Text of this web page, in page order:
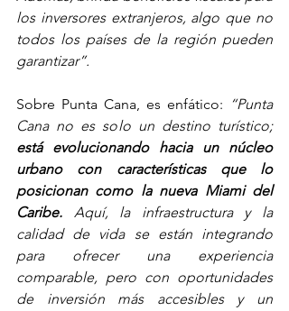
los inversores extranjeros, algo que no
todos los países de la región pueden
garantizar”.
Sobre Punta Cana, es enfático: “Punta
Cana no es solo un destino turístico;
está evolucionando hacia un núcleo
urbano con características que lo
posicionan como la nueva Miami del
Caribe. Aquí, la infraestructura y la
calidad de vida se están integrando
para ofrecer una experiencia
comparable, pero con oportunidades
de inversión más accesibles y un